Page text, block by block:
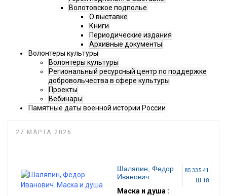
Волотовское подполье
О выставке
Книги
Периодические издания
Архивные документы
Волонтеры культуры
Волонтеры культуры
Региональный ресурсный центр по поддержке
добровольчества в сфере культуры
Проекты
Вебинары
Памятные даты военной истории России
27 МАРТА 2026
85.335.41
Ш 18
Шаляпин, Федор
Иванович.
Маска и душа :